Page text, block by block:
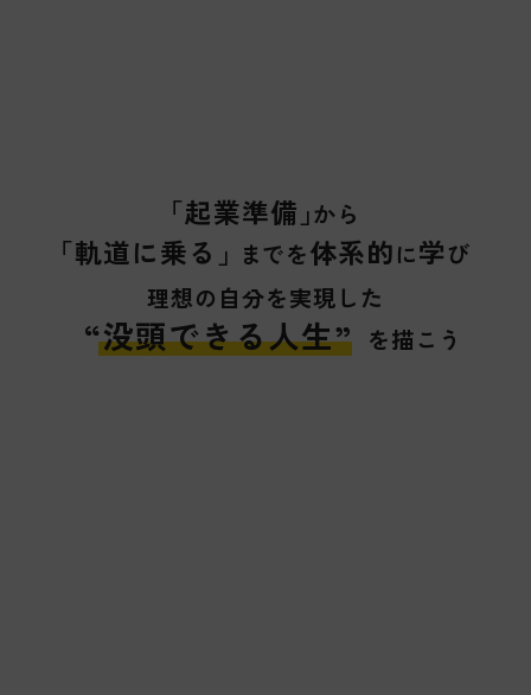
「起業準備 」から
「軌道に乗る 」までを体系的に学び
理想の自分を実現した
“没頭できる人生” を描こう